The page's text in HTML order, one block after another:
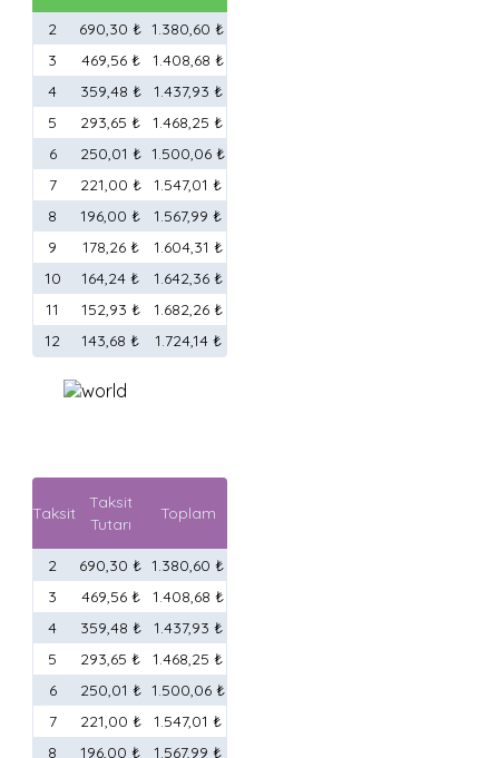
2 690,30 ₺ 1.380,60 ₺
3
469,56 ₺
1.408,68 ₺
4
359,48 ₺
1.437,93 ₺
5
293,65 ₺
1.468,25 ₺
6
250,01 ₺ 1.500,06 ₺
7
221,00 ₺
1.547,01 ₺
8
196,00 ₺
1.567,99 ₺
9
178,26 ₺
1.604,31 ₺
10
164,24 ₺
1.642,36 ₺
11
152,93 ₺
1.682,26 ₺
12
143,68 ₺ 1.724,14 ₺
Taksit
Taksit
Tutarı
Toplam
2 690,30 ₺ 1.380,60 ₺
3
469,56 ₺
1.408,68 ₺
4
359,48 ₺
1.437,93 ₺
5
293,65 ₺
1.468,25 ₺
6
250,01 ₺ 1.500,06 ₺
7
221,00 ₺
1.547,01 ₺
8
196,00 ₺
1.567,99 ₺